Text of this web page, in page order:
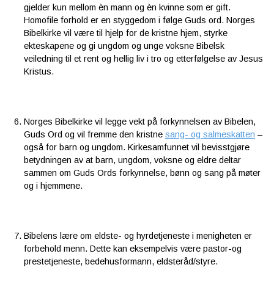
gjelder kun mellom èn mann og èn kvinne som er gift.
Homofile forhold er en styggedom i følge Guds ord. Norges
Bibelkirke vil være til hjelp for de kristne hjem, styrke
ekteskapene og gi ungdom og unge voksne Bibelsk
veiledning til et rent og hellig liv i tro og etterfølgelse av Jesus
Kristus.
Norges Bibelkirke vil legge vekt på forkynnelsen av Bibelen,
Guds Ord og vil fremme den kristne sang- og salmeskatten –
også for barn og ungdom. Kirkesamfunnet vil bevisstgjøre
betydningen av at barn, ungdom, voksne og eldre deltar
sammen om Guds Ords forkynnelse, bønn og sang på møter
og i hjemmene.
Bibelens lære om eldste- og hyrdetjeneste i menigheten er
forbehold menn. Dette kan eksempelvis være pastor-og
prestetjeneste, bedehusformann, eldsteråd/styre.